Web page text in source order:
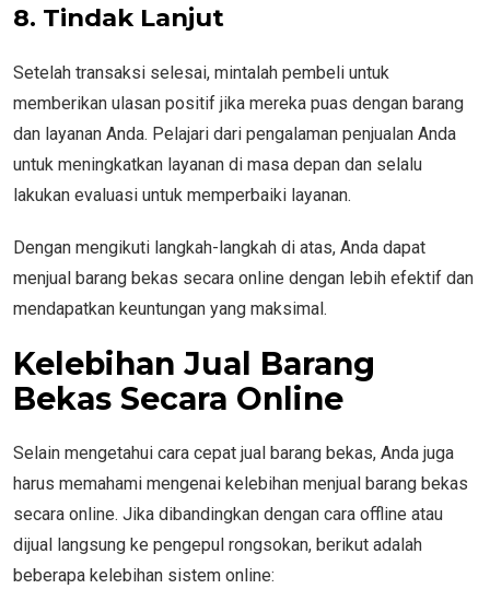
8. Tindak Lanjut
Setelah transaksi selesai, mintalah pembeli untuk
memberikan ulasan positif jika mereka puas dengan barang
dan layanan Anda. Pelajari dari pengalaman penjualan Anda
untuk meningkatkan layanan di masa depan dan selalu
lakukan evaluasi untuk memperbaiki layanan.
Dengan mengikuti langkah-langkah di atas, Anda dapat
menjual barang bekas secara online dengan lebih efektif dan
mendapatkan keuntungan yang maksimal.
Kelebihan Jual Barang
Bekas Secara Online
Selain mengetahui cara cepat jual barang bekas, Anda juga
harus memahami mengenai kelebihan menjual barang bekas
secara online. Jika dibandingkan dengan cara offline atau
dijual langsung ke pengepul rongsokan, berikut adalah
beberapa kelebihan sistem online: